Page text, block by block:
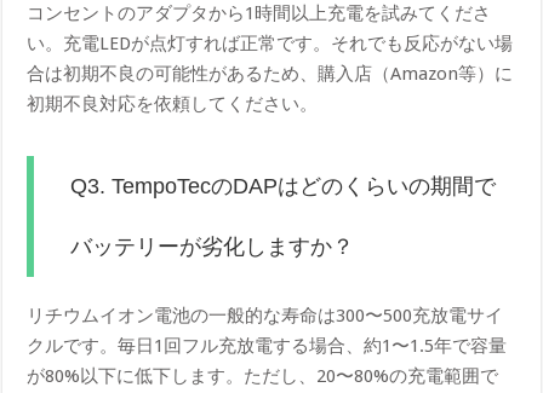
コンセントのアダプタから1時間以上充電を試みてくださ
い。充電LEDが点灯すれば正常です。それでも反応がない場
合は初期不良の可能性があるため、購入店（Amazon等）に
初期不良対応を依頼してください。
Q3. TempoTecのDAPはどのくらいの期間で
バッテリーが劣化しますか？
リチウムイオン電池の一般的な寿命は300〜500充放電サイ
クルです。毎日1回フル充放電する場合、約1〜1.5年で容量
が80%以下に低下します。ただし、20〜80%の充電範囲で